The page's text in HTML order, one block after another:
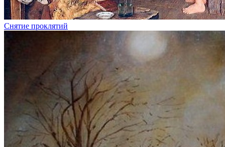
Снятие проклятий